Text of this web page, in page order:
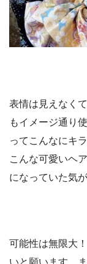
表情は見えなく
もイメージ通り
ってこんなにキ
こんな可愛いヘ
になっていた気
可能性は無限大
いと願います。